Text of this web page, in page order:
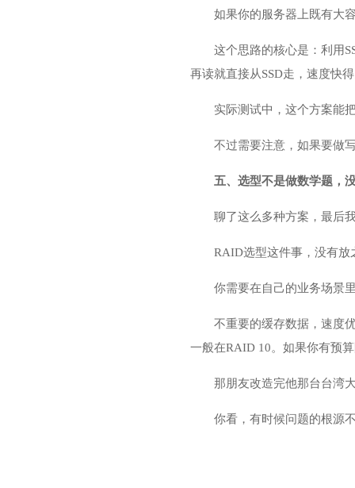
如果你的服务器上既有大
这个思路的核心是：利用
再读就直接从SSD走，速度快
实际测试中，这个方案能
不过需要注意，如果要做
五、选型不是做数学题，
聊了这么多种方案，最后
RAID选型这件事，没有放
你需要在自己的业务场景
不重要的缓存数据，速度
一般在RAID 10。如果你有预
那朋友改造完他那台台湾
你看，有时候问题的根源